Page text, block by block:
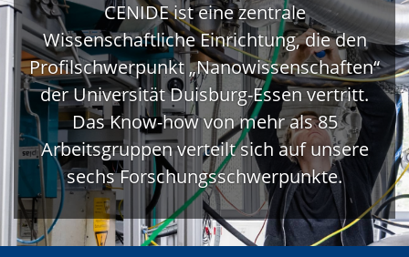
CENIDE ist eine zentrale
Wissenschaftliche Einrichtung, die den
Profilschwerpunkt „Nanowissenschaften“
der Universität Duisburg-Essen vertritt.
Das Know-how von mehr als 85
Arbeitsgruppen verteilt sich auf unsere
sechs Forschungsschwerpunkte.